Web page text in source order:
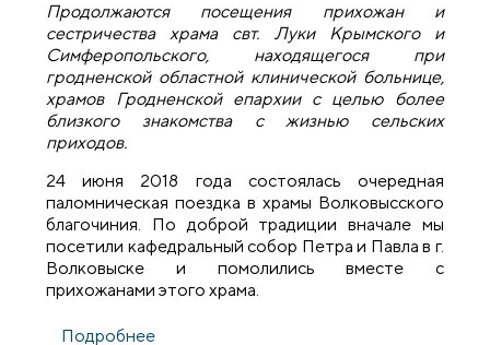
Продолжаются посещения прихожан и
сестричества храма свт. Луки Крымского и
Симферопольского, находящегося при
гродненской областной клинической больнице,
храмов Гродненской епархии с целью более
близкого знакомства с жизнью сельских
приходов.
24 июня 2018 года состоялась очередная
паломническая поездка в храмы Волковысского
благочиния. По доброй традиции вначале мы
посетили кафедральный собор Петра и Павла в г.
Волковыске и помолились вместе с
прихожанами этого храма.
Подробнее